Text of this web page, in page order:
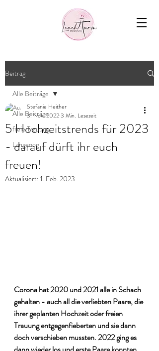
Beitrag
Alle Beiträge
freie Trauung
Langeoog
Alle Beiträge
5 Hochzeitstrends für 2023
- darauf dürft ihr euch
freuen!
Stefanie Heither
3. Nov. 20223 Min. Lesezeit
Aktualisiert: 1. Feb. 2023
Corona hat 2020 und 2021 alle in Schach
gehalten - auch all die verliebten Paare, die
ihrer geplanten Hochzeit oder freien
Trauung entgegenfieberten und sie dann
doch verschieben mussten. 2022 ging es